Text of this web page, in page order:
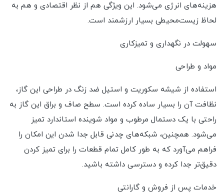
هزینه‌های انرژی می‌شود. این ویژگی هم از نظر اقتصادی و هم به
لحاظ زیست‌محیطی بسیار ارزشمند است.
سهولت در نگهداری و تمیزکاری
مواد و طراحی
استفاده از شیشه سکوریت و استیل ضد زنگ در طراحی این گاز،
نظافت آن را بسیار ساده کرده است. سطح صاف و براق این گاز به
راحتی با یک دستمال مرطوب و مواد شوینده استاندارد تمیز
می‌شود. همچنین، شبکه‌های چدنی قابل جدا شدن این امکان را
فراهم می‌آورد که به طور کامل تمام قطعات را برای تمیز کردن
دقیق‌تر جدا کرده و دسترسی داشته باشید.
خدمات پس از فروش و گارانتی